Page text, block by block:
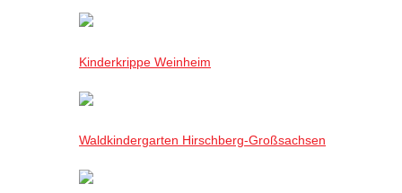
Kinderkrippe Weinheim
Waldkindergarten Hirschberg-Großsachsen